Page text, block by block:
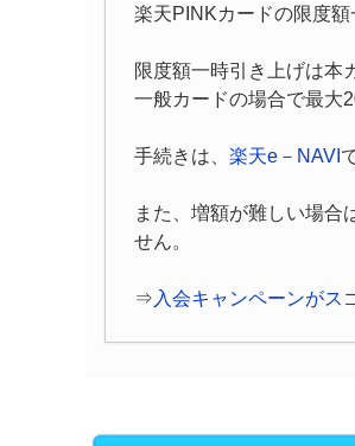
楽天PINKカードの限度額
限度額一時引き上げは本
一般カードの場合で最大
手続きは、 楽天e－NAVI
また、増額が難しい場合
せん。
⇒ 入会キャンペーンがス